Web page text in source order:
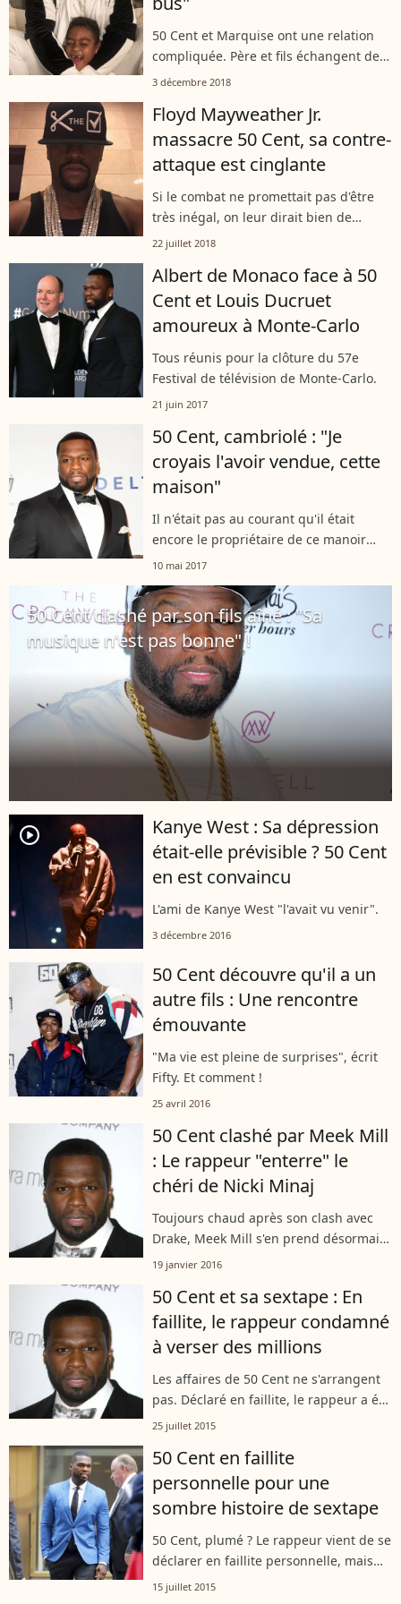
50 Cent et Marquise ont une relation
compliquée. Père et fils échangent des
piques sur les réseaux sociaux et par
plusieurs années. 50 Cent a relancé...
3 décembre 2018
Floyd Mayweather Jr.
massacre 50 Cent, sa contre-
attaque est cinglante
Si le combat ne promettait pas d'être
très inégal, on leur dirait bien de
monter sur un ring pour régler leur
Mayweather et le
rappeur/acteur/businessman...
22 juillet 2018
Albert de Monaco face à 50
Cent et Louis Ducruet
amoureux à Monte-Carlo
Tous réunis pour la clôture du 57e
Festival de télévision de Monte-Carlo.
21 juin 2017
50 Cent, cambriolé : "Je
croyais l'avoir vendue, cette
maison"
Il n'était pas au courant qu'il était
encore le propriétaire de ce manoir
hors de prix.
10 mai 2017
50 Cent clashé par son fils aîné : "Sa
musique n'est pas bonne" !
player2
Kanye West : Sa dépression
était-elle prévisible ? 50 Cent
en est convaincu
L'ami de Kanye West "l'avait vu venir".
3 décembre 2016
50 Cent découvre qu'il a un
autre fils : Une rencontre
émouvante
"Ma vie est pleine de surprises", écrit
Fifty. Et comment !
25 avril 2016
50 Cent clashé par Meek Mill
: Le rappeur "enterre" le
chéri de Nicki Minaj
Toujours chaud après son clash avec
Drake, Meek Mill s'en prend désormais
à 50 Cent, qui n'a pas manqué de le
19 janvier 2016
50 Cent et sa sextape : En
faillite, le rappeur condamné
à verser des millions
Les affaires de 50 Cent ne s'arrangent
pas. Déclaré en faillite, le rappeur a été
condamné quelques jours plus tard à
millions de dollars dans une...
25 juillet 2015
50 Cent en faillite
personnelle pour une
sombre histoire de sextape
50 Cent, plumé ? Le rappeur vient de se
déclarer en faillite personnelle, mais
cherche, avant tout, à éviter une lourde
15 juillet 2015